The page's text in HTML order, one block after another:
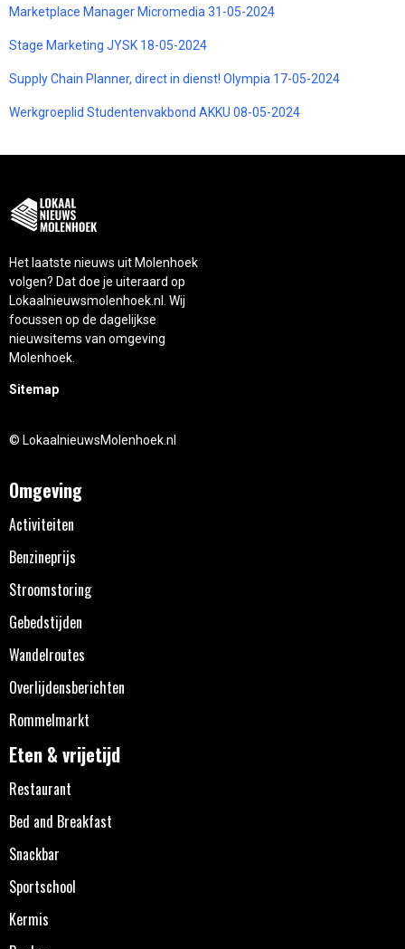
Marketplace Manager Micromedia 31-05-2024
Stage Marketing JYSK 18-05-2024
Supply Chain Planner, direct in dienst! Olympia 17-05-2024
Werkgroeplid Studentenvakbond AKKU 08-05-2024
Het laatste nieuws uit Molenhoek
volgen? Dat doe je uiteraard op
Lokaalnieuwsmolenhoek.nl. Wij
focussen op de dagelijkse
nieuwsitems van omgeving
Molenhoek.
Sitemap
© LokaalnieuwsMolenhoek.nl
Omgeving
Activiteiten
Benzineprijs
Stroomstoring
Gebedstijden
Wandelroutes
Overlijdensberichten
Rommelmarkt
Eten & vrijetijd
Restaurant
Bed and Breakfast
Snackbar
Sportschool
Kermis